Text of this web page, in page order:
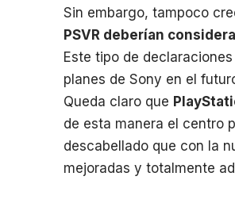
Sin embargo, tampoco
PSVR deberían
Este tipo de
planes de Sony en el
Queda claro que
de esta manera el centro
descabellado que con la
mejoradas y totalmente